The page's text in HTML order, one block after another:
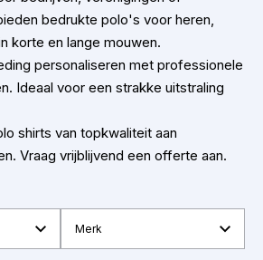
bedrukte polo's voor heren,
korte en lange mouwen.
personaliseren met professionele
Ideaal voor een strakke uitstraling
shirts van topkwaliteit aan
Vraag vrijblijvend een offerte aan.
Merk